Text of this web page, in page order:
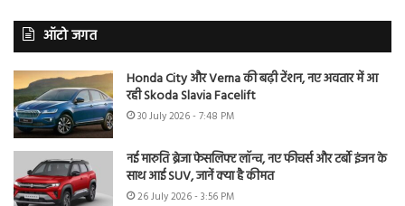
ऑटो जगत
Honda City और Verna की बढ़ी टेंशन, नए अवतार में आ
रही Skoda Slavia Facelift
30 July 2026 - 7:48 PM
नई मारुति ब्रेजा फेसलिफ्ट लॉन्च, नए फीचर्स और टर्बो इंजन के
साथ आई SUV, जानें क्या है कीमत
26 July 2026 - 3:56 PM